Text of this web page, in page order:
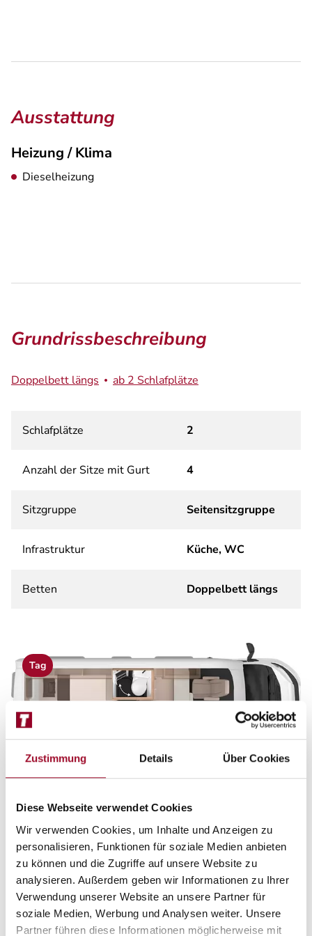
Zustimmung Details Über Cookies
Diese Webseite verwendet Cookies
Wir verwenden Cookies, um Inhalte und Anzeigen zu
personalisieren, Funktionen für soziale Medien anbieten
zu können und die Zugriffe auf unsere Website zu
analysieren. Außerdem geben wir Informationen zu Ihrer
Verwendung unserer Website an unsere Partner für
soziale Medien, Werbung und Analysen weiter. Unsere
Partner führen diese Informationen möglicherweise mit
Ausstattung
Heizung / Klima
Dieselheizung
Grundrissbeschreibung
Doppelbett längs ab 2 Schlafplätze
Schlafplätze 2
Anzahl der Sitze mit Gurt 4
Sitzgruppe Seitensitzgruppe
Infrastruktur Küche, WC
Betten Doppelbett längs
Tag
Nacht